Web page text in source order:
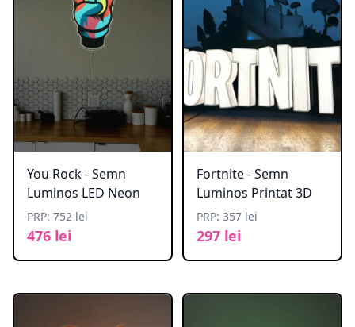
You Rock - Semn
Luminos LED Neon
PRP: 752 lei
476 lei
Fortnite - Semn
Luminos Printat 3D
PRP: 357 lei
297 lei